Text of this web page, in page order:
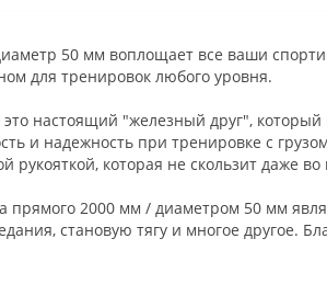
раздевалок)
50 мм воплощает все ваши
для тренировок любого уровня.
настоящий "железный друг", который
и надежность при тренировке с
рукояткой, которая не скользит даже
2000 мм / диаметром 50 мм
становую тягу и многое другое.